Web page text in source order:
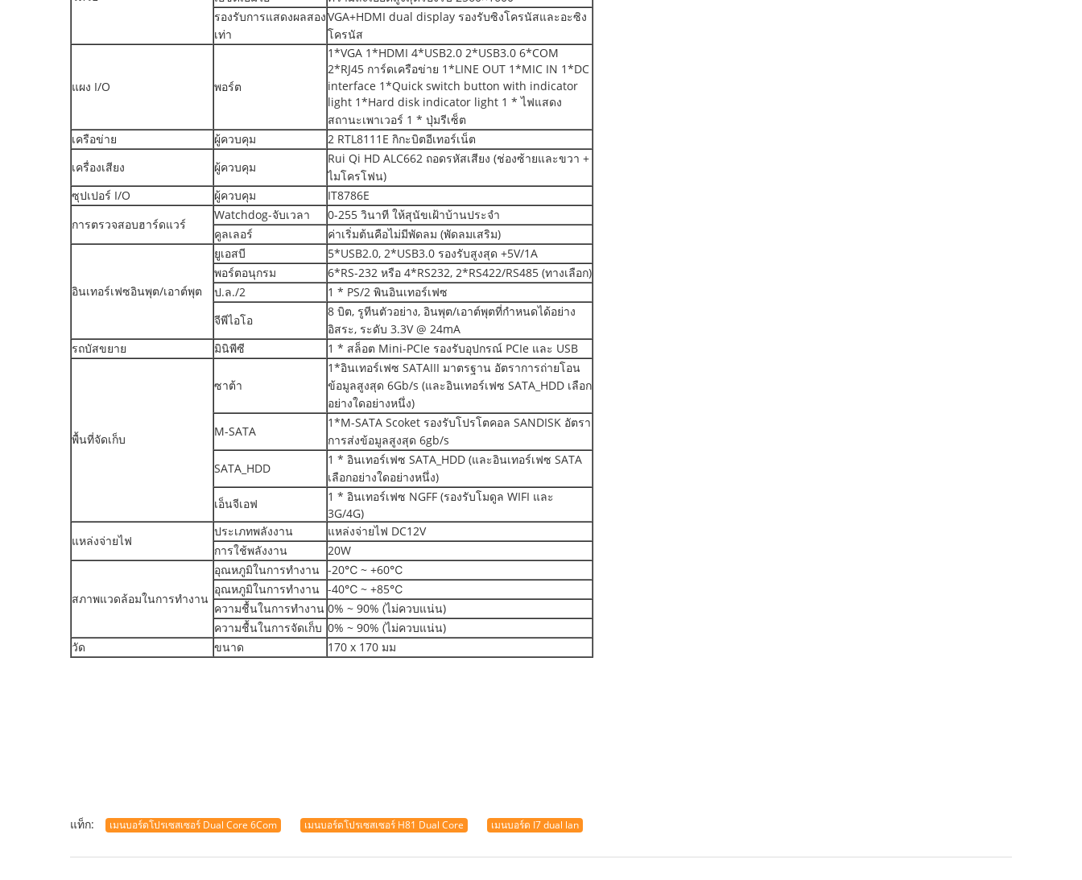
รองรับการแสดงผลสอง
เท่า
VGA+HDMI dual display รองรับซิงโครนัสและอะซิง
โครนัส
แผง I/O พอร์ต
1*VGA 1*HDMI 4*USB2.0 2*USB3.0 6*COM
2*RJ45 การ์ดเครือข่าย 1*LINE OUT 1*MIC IN 1*DC
interface 1*Quick switch button with indicator
light 1*Hard disk indicator light 1 * ไฟแสดง
สถานะเพาเวอร์ 1 * ปุ่มรีเซ็ต
เครือข่าย
ผู้ควบคุม
2 RTL8111E กิกะบิตอีเทอร์เน็ต
เครื่องเสียง
ผู้ควบคุม
Rui Qi HD ALC662 ถอดรหัสเสียง (ช่องซ้ายและขวา +
ไมโครโฟน)
ซุปเปอร์ I/O
ผู้ควบคุม
IT8786E
การตรวจสอบฮาร์ดแวร์
Watchdog-จับเวลา
0-255 วินาที ให้สุนัขเฝ้าบ้านประจำ
คูลเลอร์
ค่าเริ่มต้นคือไม่มีพัดลม (พัดลมเสริม)
อินเทอร์เฟซอินพุต/เอาต์พุต
ยูเอสบี
5*USB2.0, 2*USB3.0 รองรับสูงสุด +5V/1A
พอร์ตอนุกรม
6*RS-232 หรือ 4*RS232, 2*RS422/RS485 (ทางเลือก)
ป.ล./2
1 * PS/2 พินอินเทอร์เฟซ
จีพีไอโอ
8 บิต, รูทีนตัวอย่าง, อินพุต/เอาต์พุตที่กำหนดได้อย่าง
อิสระ, ระดับ 3.3V @ 24mA
รถบัสขยาย
มินิพีซี 1 * สล็อต Mini-PCIe รองรับอุปกรณ์ PCIe และ USB
พื้นที่จัดเก็บ
ซาต้า
1*อินเทอร์เฟซ SATAIII มาตรฐาน อัตราการถ่ายโอน
ข้อมูลสูงสุด 6Gb/s (และอินเทอร์เฟซ SATA_HDD เลือก
อย่างใดอย่างหนึ่ง)
M-SATA
1*M-SATA Scoket รองรับโปรโตคอล SANDISK อัตรา
การส่งข้อมูลสูงสุด 6gb/s
SATA_HDD
1 * อินเทอร์เฟซ SATA_HDD (และอินเทอร์เฟซ SATA
เลือกอย่างใดอย่างหนึ่ง)
เอ็นจีเอฟ
1 * อินเทอร์เฟซ NGFF (รองรับโมดูล WIFI และ
3G/4G)
แหล่งจ่ายไฟ
ประเภทพลังงาน
แหล่งจ่ายไฟ DC12V
การใช้พลังงาน
20W
สภาพแวดล้อมในการทำงาน
อุณหภูมิในการทำงาน -20℃ ~ +60℃
อุณหภูมิในการทำงาน -40℃ ~ +85℃
ความชื้นในการทำงาน 0% ~ 90% (ไม่ควบแน่น)
ความชื้นในการจัดเก็บ 0% ~ 90% (ไม่ควบแน่น)
วัด
ขนาด 170 x 170 มม
แท็ก: เมนบอร์ดโปรเซสเซอร์ Dual Core 6Com เมนบอร์ดโปรเซสเซอร์ H81 Dual Core เมนบอร์ด I7 dual lan